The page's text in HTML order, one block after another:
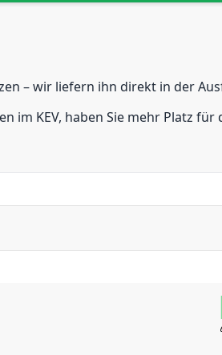
– wir liefern ihn direkt in der
im KEV, haben Sie mehr Platz